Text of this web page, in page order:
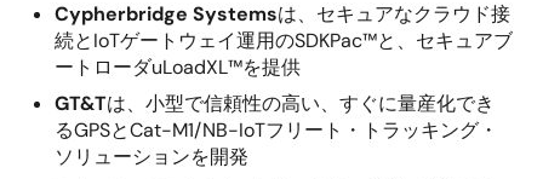
Cypherbridge Systemsは、セキュアなクラウド接
続とIoTゲートウェイ運用のSDKPac™と、セキュアブ
ートローダuLoadXL™を提供
GT&Tは、小型で信頼性の高い、すぐに量産化でき
るGPSとCat-M1/NB-IoTフリート・トラッキング・
ソリューションを開発